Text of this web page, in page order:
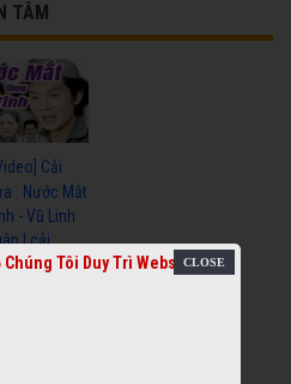
TÂM
Cải
: Nước Mắt
- Vũ Linh
| cải
hay nhất
Chúng Tôi Duy Trì Website